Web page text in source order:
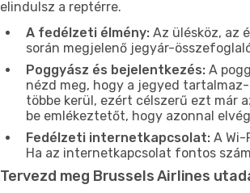
elindulsz a reptérre.
A fedélzeti élmény: Az ülésköz, az
során megjelenő jegyár-
Poggyász és bejelentkezés: A
nézd meg, hogy a jegyed
többe kerül, ezért célszerű ezt már
be emlékeztetőt, hogy azonnal
Fedélzeti internetkapcsolat: A
Ha az internetkapcsolat fontos
Tervezd meg Brussels Airlines